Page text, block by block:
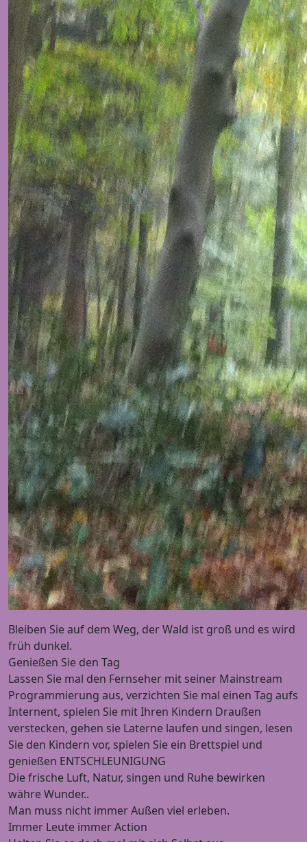
Bleiben Sie auf dem Weg, der Wald ist groß und es wird
früh dunkel.
Genießen Sie den Tag
Lassen Sie mal den Fernseher mit seiner Mainstream
Programmierung aus, verzichten Sie mal einen Tag aufs
Internent, spielen Sie mit Ihren Kindern Draußen
verstecken, gehen sie Laterne laufen und singen, lesen
Sie den Kindern vor, spielen Sie ein Brettspiel und
genießen ENTSCHLEUNIGUNG
Die frische Luft, Natur, singen und Ruhe bewirken
währe Wunder..
Man muss nicht immer Außen viel erleben.
Immer Leute immer Action